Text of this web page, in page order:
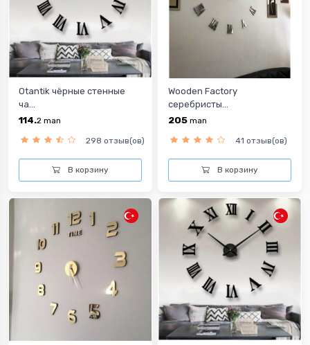
Otantik чёрные стенные
ча...
114.2 man
298 отзыв(ов)
В корзину
Wooden Factory
cеребристы...
205 man
41 отзыв(ов)
В корзину